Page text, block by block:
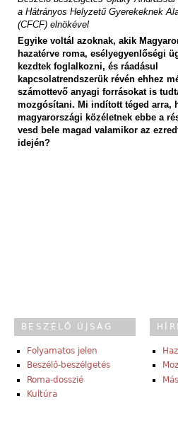
a Hátrányos Helyzetű Gyerekeknek
(CFCF) elnökével
Egyike voltál azoknak, akik
hazatérve roma, esélyegyenlőségi
kezdtek foglalkozni, és ráadásul
kapcsolatrendszerük révén ehhez
számottevő anyagi forrásokat is
mozgósítani. Mi indított téged arra,
magyarországi közéletnek ebbe a
vesd bele magad valamikor az
idején?
BESZÉLŐ ÚJSÁG
Folyamatos jelen
Beszélő-beszélgetés
Roma-dosszié
Kultúra